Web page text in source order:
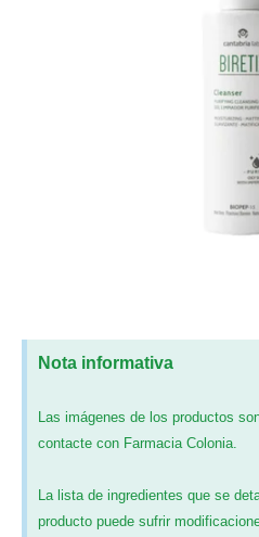
Nota informativa
Las imágenes de los productos
contacte con Farmacia Colonia.
La lista de ingredientes que se
producto puede sufrir